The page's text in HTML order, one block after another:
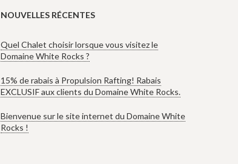
NOUVELLES RÉCENTES
Quel Chalet choisir lorsque vous visitez le
Domaine White Rocks ?
15% de rabais à Propulsion Rafting! Rabais
EXCLUSIF aux clients du Domaine White Rocks.
Bienvenue sur le site internet du Domaine White
Rocks !